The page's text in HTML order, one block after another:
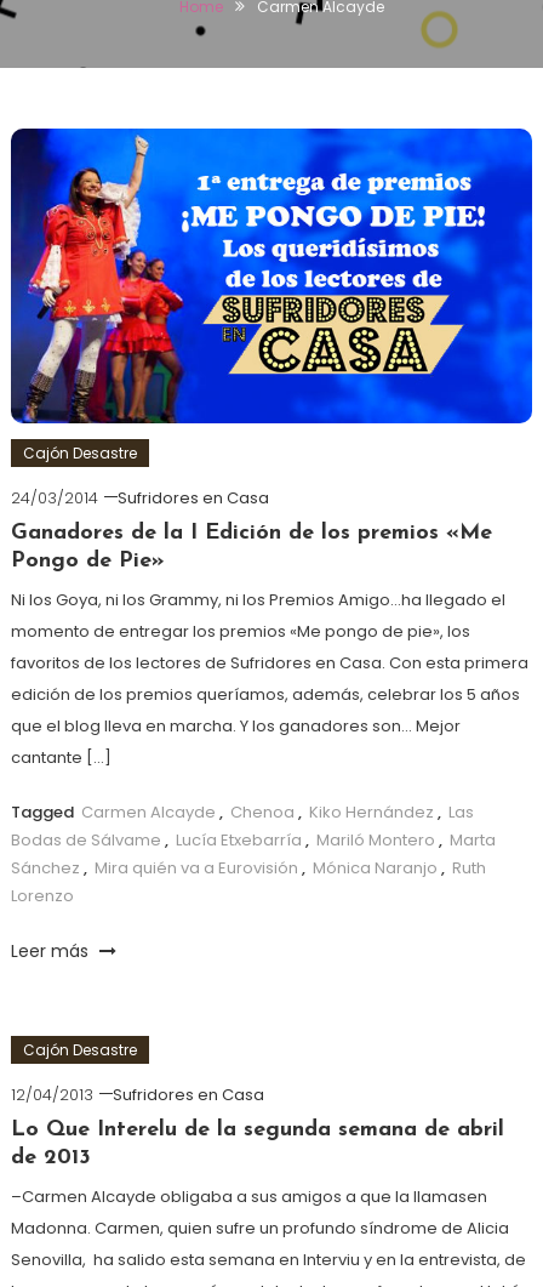
Home Carmen Alcayde
Cajón Desastre
24/03/2014
Sufridores en Casa
Ganadores de la I Edición de los premios «Me
Pongo de Pie»
Ni los Goya, ni los Grammy, ni los Premios Amigo…ha llegado el
momento de entregar los premios «Me pongo de pie», los
favoritos de los lectores de Sufridores en Casa. Con esta primera
edición de los premios queríamos, además, celebrar los 5 años
que el blog lleva en marcha. Y los ganadores son… Mejor
cantante […]
Tagged Carmen Alcayde , Chenoa , Kiko Hernández , Las
Bodas de Sálvame , Lucía Etxebarría , Mariló Montero , Marta
Sánchez , Mira quién va a Eurovisión , Mónica Naranjo , Ruth
Lorenzo
Leer más
Cajón Desastre
12/04/2013
Sufridores en Casa
Lo Que Interelu de la segunda semana de abril
de 2013
–Carmen Alcayde obligaba a sus amigos a que la llamasen
Madonna. Carmen, quien sufre un profundo síndrome de Alicia
Senovilla, ha salido esta semana en Interviu y en la entrevista, de